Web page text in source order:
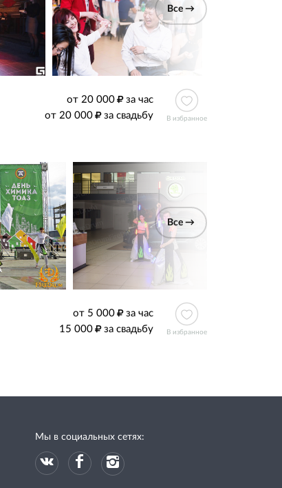
Все →
от 20 000
за час
от 20 000
за свадьбу В избранное
Все →
от 5 000
за час
15 000
за свадьбу В избранное
Мы в социальных сетях: